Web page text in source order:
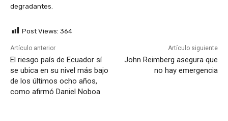
degradantes.
Post Views: 364
Artículo anterior
El riesgo país de Ecuador sí
se ubica en su nivel más bajo
de los últimos ocho años,
como afirmó Daniel Noboa
Artículo siguiente
John Reimberg asegura que
no hay emergencia